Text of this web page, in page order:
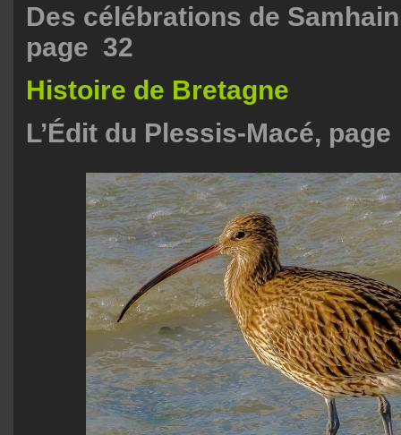
Des célébrations de
page 32
Histoire de Bretagne
L’Édit du Plessis-Macé,